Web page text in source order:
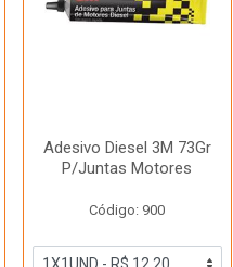
Adesivo Diesel 3M 73Gr
P/Juntas Motores
Código: 900